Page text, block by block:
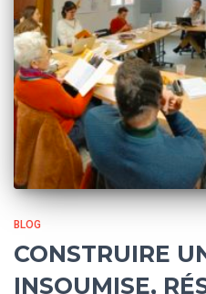
BLOG
CONSTRUIRE
INSOUMISE,